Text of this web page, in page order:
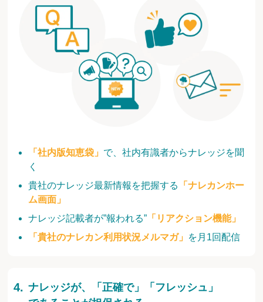
「社内版知恵袋」 で、社内有識者からナレッジを聞
く
貴社のナレッジ最新情報を把握する
「ナレカンホー
ム画面」
ナレッジ記載者が”報われる” 「リアクション機能」
「貴社のナレカン利用状況メルマガ」 を月1回配信
ナレッジが、「正確で」「フレッシュ」